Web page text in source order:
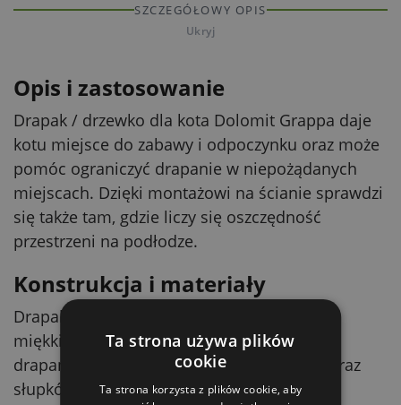
SZCZEGÓŁOWY OPIS
Ukryj
Opis i zastosowanie
Drapak / drzewko dla kota Dolomit Grappa daje
kotu miejsce do zabawy i odpoczynku oraz może
pomóc ograniczyć drapanie w niepożądanych
miejscach. Dzięki montażowi na ścianie sprawdzi
się także tam, gdzie liczy się oszczędność
przestrzeni na podłodze.
Konstrukcja i materiały
Drapak ma drewnianą konstrukcję pokrytą
miękkim pluszem. Elementy do wspinania i
drapania wykonano z sizalowego sznurka oraz
słupków oklejonych włóknem sizalowym.
Ta strona używa plików
cookie
Ta strona korzysta z plików cookie, aby